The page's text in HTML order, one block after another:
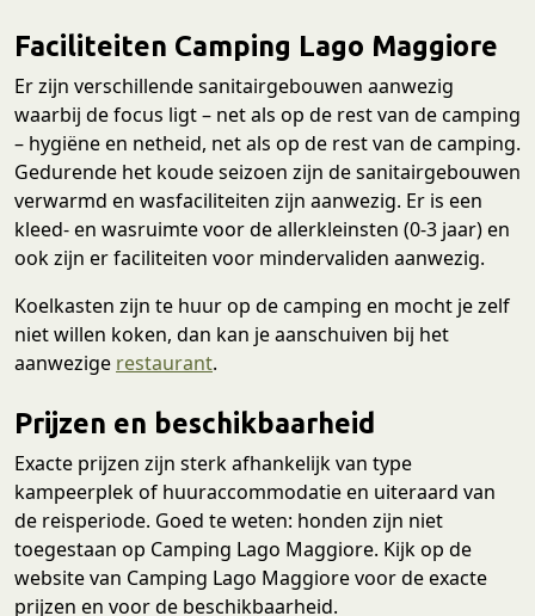
Faciliteiten Camping Lago Maggiore
Er zijn verschillende sanitairgebouwen aanwezig
waarbij de focus ligt – net als op de rest van de camping
– hygiëne en netheid, net als op de rest van de camping.
Gedurende het koude seizoen zijn de sanitairgebouwen
verwarmd en wasfaciliteiten zijn aanwezig. Er is een
kleed- en wasruimte voor de allerkleinsten (0-3 jaar) en
ook zijn er faciliteiten voor mindervaliden aanwezig.
Koelkasten zijn te huur op de camping en mocht je zelf
niet willen koken, dan kan je aanschuiven bij het
aanwezige restaurant.
Prijzen en beschikbaarheid
Exacte prijzen zijn sterk afhankelijk van type
kampeerplek of huuraccommodatie en uiteraard van
de reisperiode. Goed te weten: honden zijn niet
toegestaan op Camping Lago Maggiore. Kijk op de
website van Camping Lago Maggiore voor de exacte
prijzen en voor de beschikbaarheid.